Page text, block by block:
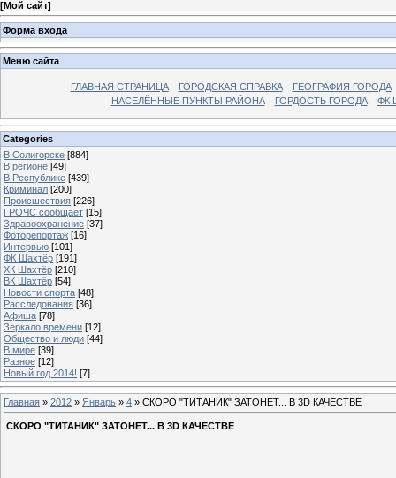
[Мой сайт]
Форма входа
Меню сайта
ГЛАВНАЯ СТРАНИЦА ГОРОДСКАЯ СПРАВКА
ГЕОГРАФИЯ ГОРОДА
НАСЕЛЁННЫЕ ПУНКТЫ РАЙОНА
ГОРДОСТЬ ГОРОДА ФК
Categories
В Солигорске [884]
В регионе [49]
В Республике [439]
Криминал [200]
Происшествия [226]
ГРОЧС сообщает [15]
Здравоохранение [37]
Фоторепортаж [16]
Интервью [101]
ФК Шахтёр [191]
ХК Шахтёр [210]
ВК Шахтёр [54]
Новости спорта [48]
Расследования [36]
Афиша [78]
Зеркало времени [12]
Общество и люди [44]
В мире [39]
Разное [12]
Новый год 2014! [7]
Главная » 2012 » Январь » 4 » СКОРО "ТИТАНИК" ЗАТОНЕТ... В 3D КАЧЕСТВЕ
СКОРО "ТИТАНИК" ЗАТОНЕТ... В 3D КАЧЕСТВЕ